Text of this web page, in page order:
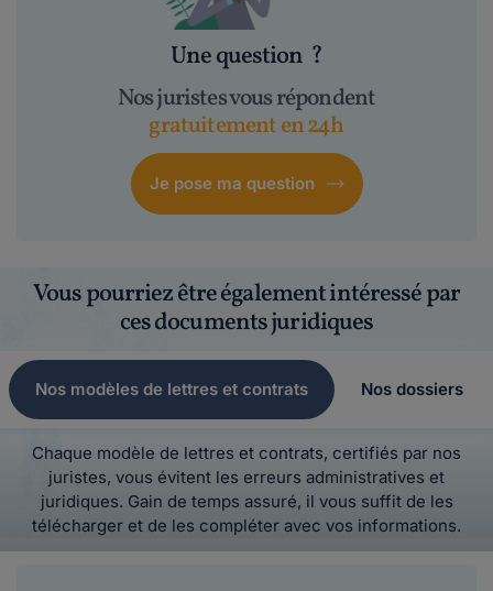
Une question ?
Nos juristes vous répondent
gratuitement en 24h
Je pose ma question
Vous pourriez être également intéressé par
ces documents juridiques
Nos modèles de lettres et contrats Nos dossiers
Chaque modèle de lettres et contrats, certifiés par nos
juristes, vous évitent les erreurs administratives et
juridiques. Gain de temps assuré, il vous suffit de les
télécharger et de les compléter avec vos informations.